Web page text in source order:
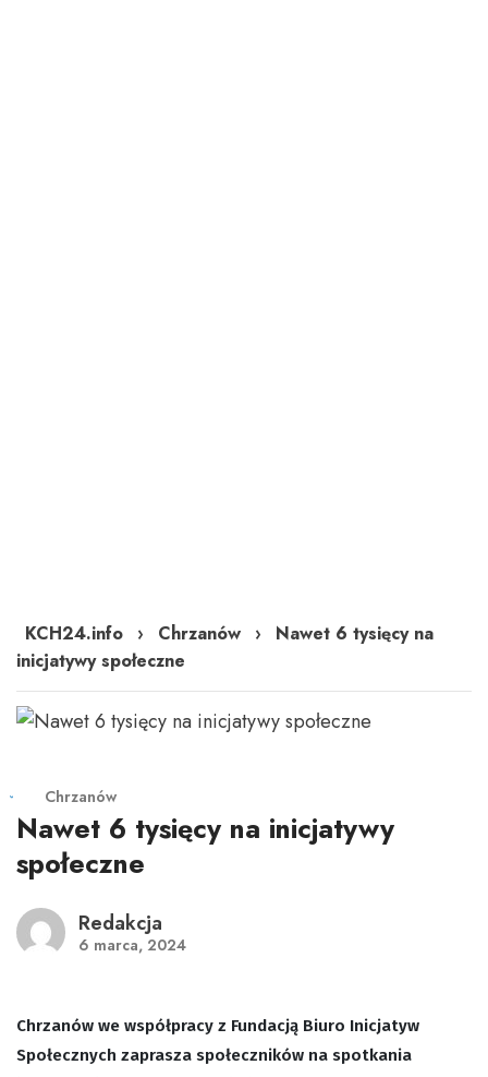
KCH24.info › Chrzanów ›
Nawet 6 tysięcy na
inicjatywy społeczne
Chrzanów
Nawet 6 tysięcy na inicjatywy
społeczne
Redakcja
6 marca, 2024
Chrzanów we współpracy z Fundacją Biuro Inicjatyw
Społecznych zaprasza społeczników na spotkania